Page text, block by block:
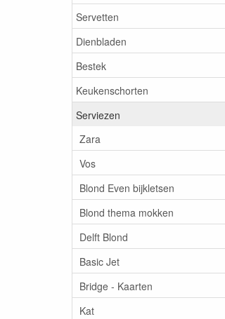
Servetten
Dienbladen
Bestek
Keukenschorten
Serviezen
Zara
Vos
Blond Even bijkletsen
Blond thema mokken
Delft Blond
Basic Jet
Bridge - Kaarten
Kat